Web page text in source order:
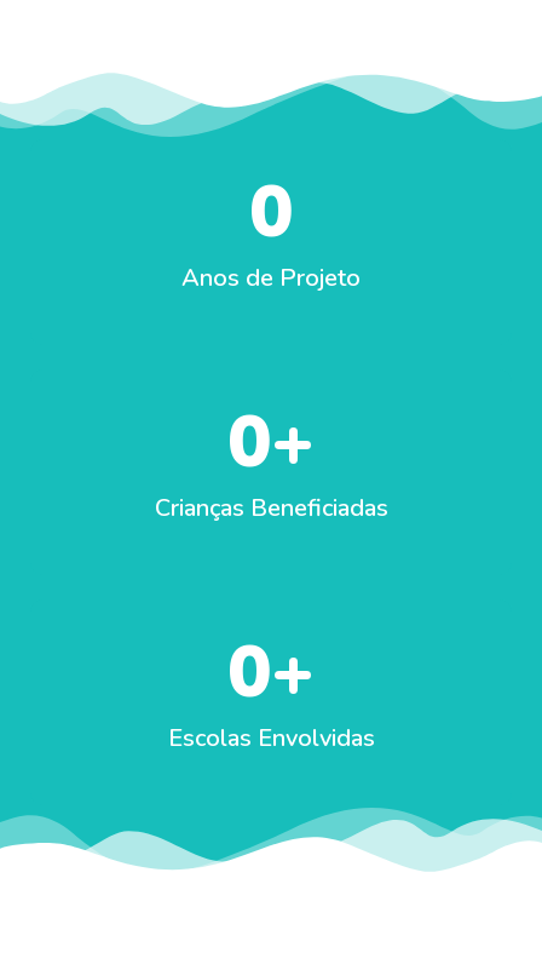
Anos de Projeto
0
Crianças Beneficiadas
0+
Escolas Envolvidas
0+